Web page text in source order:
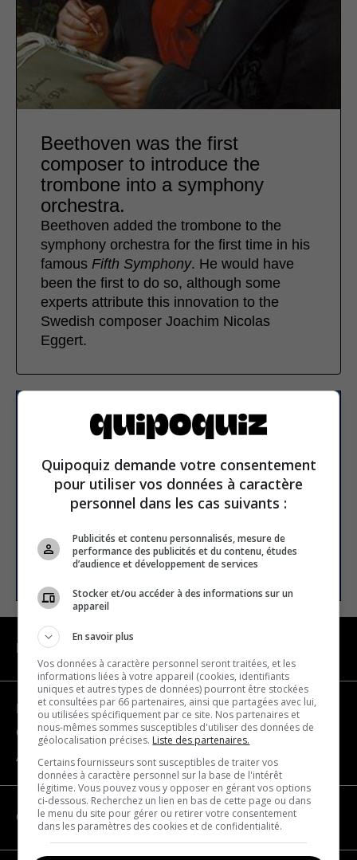
Beethoven was the first
composer to introduce the
trombone into a symphony
orchestra.
Beethoven added the trombone to the
symphony orchestra for the first time in his
famous Fifth Symphony. He would have
been the first to do so, although some
experts attribute this innovation to the
Swedish composer Joachim Nicolas
Eggert.
Subscribe to our
newsletter
Email address
SUBSCRIBE
NAVIGATION
Become a partner
Contact us
About us
CATEGORIES
Quipoquiz demande votre consentement
pour utiliser vos données à caractère
personnel dans les cas suivants :
Publicités et contenu personnalisés, mesure de
performance des publicités et du contenu, études
d’audience et développement de services
Stocker et/ou accéder à des informations sur un
appareil
En savoir plus
Vos données à caractère personnel seront traitées, et les
informations liées à votre appareil (cookies, identifiants
uniques et autres types de données) pourront être stockées
et consultées par 66 partenaires, ainsi que partagées avec lui,
ou utilisées spécifiquement par ce site. Nos partenaires et
nous-mêmes sommes susceptibles d'utiliser des données de
géolocalisation précises. Liste des partenaires.
Certains fournisseurs sont susceptibles de traiter vos
données à caractère personnel sur la base de l'intérêt
légitime. Vous pouvez vous y opposer en gérant vos options
ci-dessous. Recherchez un lien en bas de cette page ou dans
le menu du site pour gérer ou retirer votre consentement
dans les paramètres des cookies et de confidentialité.